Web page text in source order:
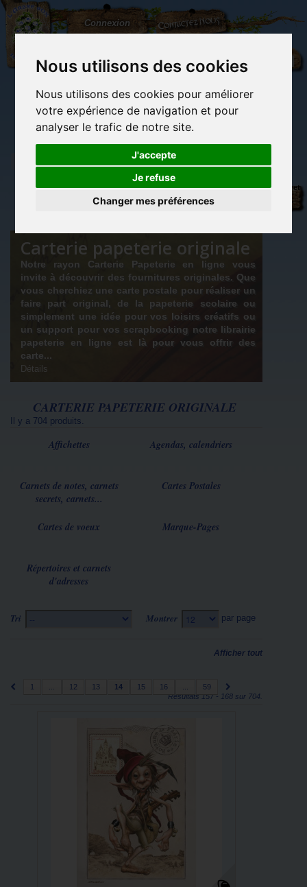
Nous utilisons des cookies
Nous utilisons des cookies pour améliorer
votre expérience de navigation et pour
analyser le trafic de notre site.
J'accepte
Je refuse
Changer mes préférences
L'Arbre
aux
100.000
Connexion Contactez-nous
(vide)
Librairie des
Carterie
originale
Activités
détente et jeux
Objets déco et
Carterie papeterie originale
Notre rayon Carterie Papeterie en ligne vous
invite à découvrir des fournitures originales. Que
vous cherchiez une carte postale pour réaliser un
faire part original, de la papeterie scolaire ou
simplement une idée pour vos loisirs créatifs ou
un support pour vos scrapbooking notre librairie
papeterie en ligne est là pour vous offrir des
carte...
Détails
CARTERIE PAPETERIE ORIGINALE
Il y a 704 produits.
Affichettes Agendas, calendriers
Carnets de notes, carnets
secrets, carnets...
Cartes Postales
Cartes de voeux Marque-Pages
Répertoires et carnets
d'adresses
Tri -- Montrer 12 par page
Afficher tout
1 12 13 14 15 16
59
Résultats 157 - 168 sur 704.